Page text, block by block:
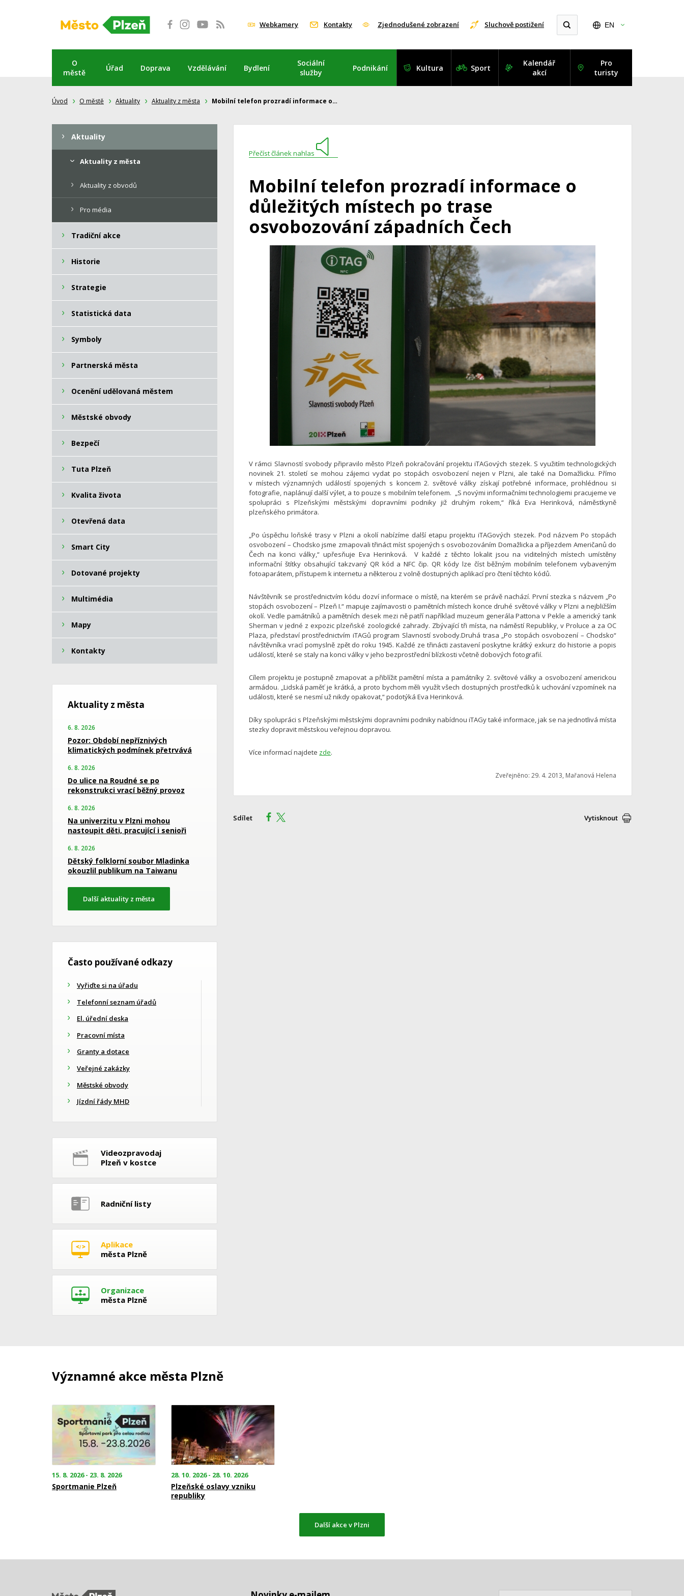
Webkamery Kontakty Zjednodušené zobrazení Sluchově postižení EN
O
městě
Úřad Doprava Vzdělávání Bydlení
Sociální
služby
Podnikání Kultura Sport
Kalendář
akcí
Pro
turisty
Úvod O městě Aktuality Aktuality z města Mobilní telefon prozradí informace o…
Přečíst článek nahlas
Mobilní telefon prozradí informace o
důležitých místech po trase
osvobozování západních Čech
V rámci Slavností svobody připravilo město Plzeň pokračování projektu iTAGových stezek. S využitím technologických
novinek 21. století se mohou zájemci vydat po stopách osvobození nejen v Plzni, ale také na Domažlicku. Přímo
v místech významných událostí spojených s koncem 2. světové války získají potřebné informace, prohlédnou si
fotografie, naplánují další výlet, a to pouze s mobilním telefonem. „S novými informačními technologiemi pracujeme ve
spolupráci s Plzeňskými městskými dopravními podniky již druhým rokem,“ říká Eva Herinková, náměstkyně
plzeňského primátora.
„Po úspěchu loňské trasy v Plzni a okolí nabízíme další etapu projektu iTAGových stezek. Pod názvem Po stopách
osvobození – Chodsko jsme zmapovali třináct míst spojených s osvobozováním Domažlicka a příjezdem Američanů do
Čech na konci války,“ upřesňuje Eva Herinková. V každé z těchto lokalit jsou na viditelných místech umístěny
informační štítky obsahující takzvaný QR kód a NFC čip. QR kódy lze číst běžným mobilním telefonem vybaveným
fotoaparátem, přístupem k internetu a některou z volně dostupných aplikací pro čtení těchto kódů.
Návštěvník se prostřednictvím kódu dozví informace o místě, na kterém se právě nachází. První stezka s názvem „Po
stopách osvobození – Plzeň I.“ mapuje zajímavosti o pamětních místech konce druhé světové války v Plzni a nejbližším
okolí. Vedle památníků a pamětních desek mezi ně patří například muzeum generála Pattona v Pekle a americký tank
Sherman v jedné z expozic plzeňské zoologické zahrady. Zbývající tři místa, na náměstí Republiky, v Proluce a za OC
Plaza, představí prostřednictvím iTAGů program Slavností svobody.Druhá trasa „Po stopách osvobození – Chodsko“
návštěvníka vrací pomyslně zpět do roku 1945. Každé ze třinácti zastavení poskytne krátký exkurz do historie a popis
událostí, které se staly na konci války v jeho bezprostřední blízkosti včetně dobových fotografií.
Cílem projektu je postupně zmapovat a přiblížit pamětní místa a památníky 2. světové války a osvobození americkou
armádou. „Lidská paměť je krátká, a proto bychom měli využít všech dostupných prostředků k uchování vzpomínek na
události, které se nesmí už nikdy opakovat,“ podotýká Eva Herinková.
Díky spolupráci s Plzeňskými městskými dopravními podniky nabídnou iTAGy také informace, jak se na jednotlivá místa
stezky dopravit městskou veřejnou dopravou.
Více informací najdete zde.
Zveřejněno: 29. 4. 2013, Mařanová Helena
Sdílet Vytisknout
Aktuality
Aktuality z města
Aktuality z obvodů
Pro média
Tradiční akce
Historie
Strategie
Statistická data
Symboly
Partnerská města
Ocenění udělovaná městem
Městské obvody
Bezpečí
Tuta Plzeň
Kvalita života
Otevřená data
Smart City
Dotované projekty
Multimédia
Mapy
Kontakty
Aktuality z města
6. 8. 2026
Pozor: Období nepříznivých
klimatických podmínek přetrvává
6. 8. 2026
Do ulice na Roudné se po
rekonstrukci vrací běžný provoz
6. 8. 2026
Na univerzitu v Plzni mohou
nastoupit děti, pracující i senioři
6. 8. 2026
Dětský folklorní soubor Mladinka
okouzlil publikum na Taiwanu
Další aktuality z města
Často používané odkazy
Vyřiďte si na úřadu
Telefonní seznam úřadů
El. úřední deska
Pracovní místa
Granty a dotace
Veřejné zakázky
Městské obvody
Jízdní řády MHD
Videozpravodaj
Plzeň v kostce
Radniční listy
Aplikace
města Plzně
Organizace
města Plzně
Významné akce města Plzně
15. 8. 2026 - 23. 8. 2026
Sportmanie Plzeň
28. 10. 2026 - 28. 10. 2026
Plzeňské oslavy vzniku
republiky
Další akce v Plzni